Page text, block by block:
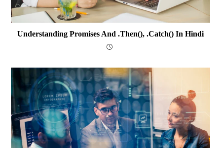
Understanding Promises And .then(), .catch() In Hindi